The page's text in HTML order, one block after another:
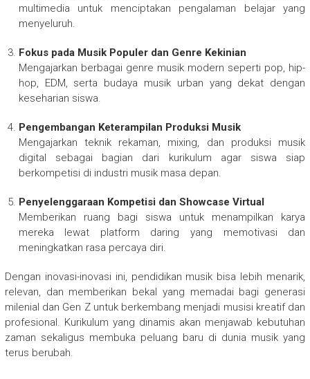
multimedia untuk menciptakan pengalaman belajar yang
menyeluruh.
Fokus pada Musik Populer dan Genre Kekinian
Mengajarkan berbagai genre musik modern seperti pop, hip-
hop, EDM, serta budaya musik urban yang dekat dengan
keseharian siswa.
Pengembangan Keterampilan Produksi Musik
Mengajarkan teknik rekaman, mixing, dan produksi musik
digital sebagai bagian dari kurikulum agar siswa siap
berkompetisi di industri musik masa depan.
Penyelenggaraan Kompetisi dan Showcase Virtual
Memberikan ruang bagi siswa untuk menampilkan karya
mereka lewat platform daring yang memotivasi dan
meningkatkan rasa percaya diri.
Dengan inovasi-inovasi ini, pendidikan musik bisa lebih menarik,
relevan, dan memberikan bekal yang memadai bagi generasi
milenial dan Gen Z untuk berkembang menjadi musisi kreatif dan
profesional. Kurikulum yang dinamis akan menjawab kebutuhan
zaman sekaligus membuka peluang baru di dunia musik yang
terus berubah.